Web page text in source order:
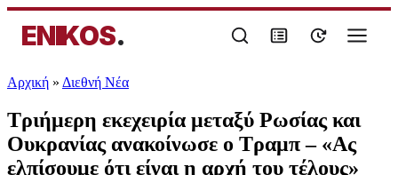
ENIKOS.
Αρχική » Διεθνή Νέα
Τριήμερη εκεχειρία μεταξύ Ρωσίας και
Ουκρανίας ανακοίνωσε ο Τραμπ – «Ας
ελπίσουμε ότι είναι η αρχή του τέλους»